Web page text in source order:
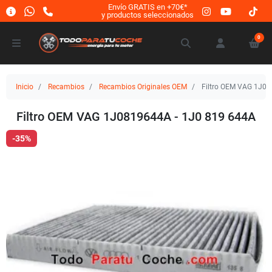
Envío GRATIS en +70€*
y productos seleccionados
0
Inicio Recambios Recambios Originales OEM Filtro OEM VAG
Filtro OEM VAG 1J0819644A - 1J0 819 644A
-35%